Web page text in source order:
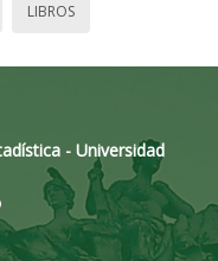
LIBROS
- Universidad